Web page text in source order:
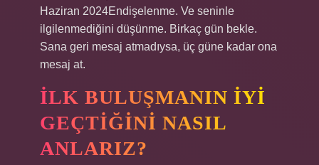
Haziran 2024Endişelenme. Ve seninle
ilgilenmediğini düşünme. Birkaç gün bekle.
Sana geri mesaj atmadıysa, üç güne kadar ona
mesaj at.
İLK BULUŞMANIN IYI
GEÇTIĞINI NASIL
ANLARIZ?